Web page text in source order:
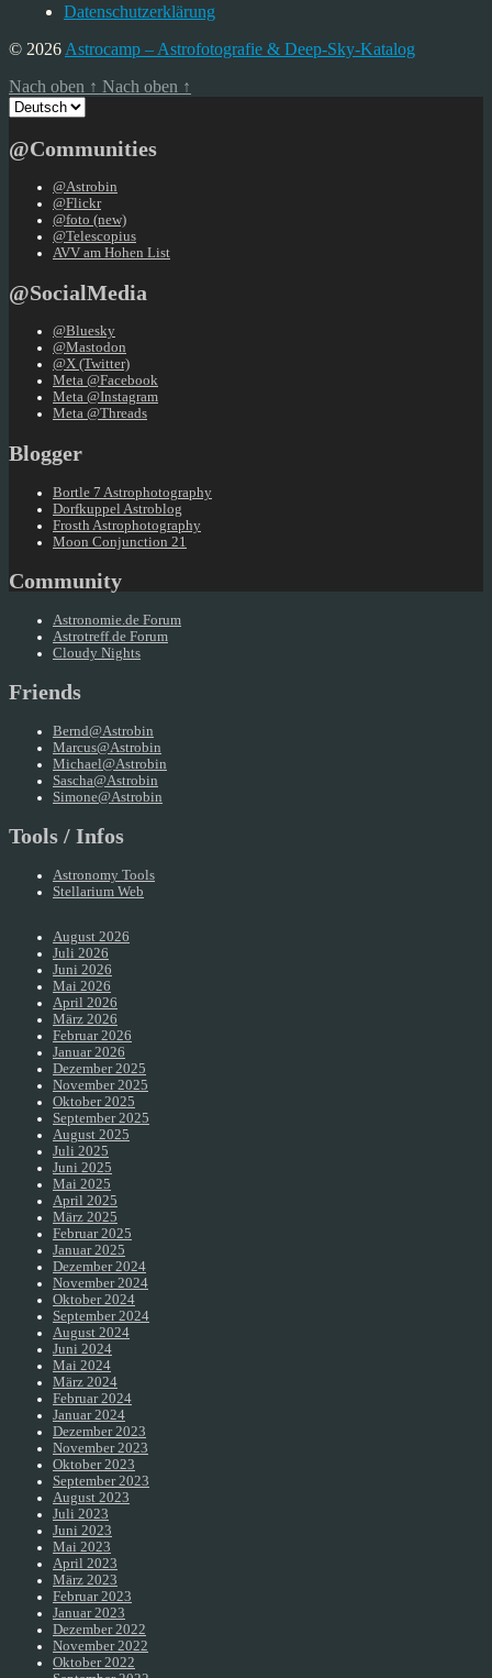
Datenschutzerklärung
© 2026 Astrocamp – Astrofotografie & Deep-Sky-Katalog
Nach oben ↑ Nach oben ↑
Sprache
auswählen
@Communities
@Astrobin
@Flickr
@foto (new)
@Telescopius
AVV am Hohen List
@SocialMedia
@Bluesky
@Mastodon
@X (Twitter)
Meta @Facebook
Meta @Instagram
Meta @Threads
Blogger
Bortle 7 Astrophotography
Dorfkuppel Astroblog
Frosth Astrophotography
Moon Conjunction 21
Community
Astronomie.de Forum
Astrotreff.de Forum
Cloudy Nights
Friends
Bernd@Astrobin
Marcus@Astrobin
Michael@Astrobin
Sascha@Astrobin
Simone@Astrobin
Tools / Infos
Astronomy Tools
Stellarium Web
August 2026
Juli 2026
Juni 2026
Mai 2026
April 2026
März 2026
Februar 2026
Januar 2026
Dezember 2025
November 2025
Oktober 2025
September 2025
August 2025
Juli 2025
Juni 2025
Mai 2025
April 2025
März 2025
Februar 2025
Januar 2025
Dezember 2024
November 2024
Oktober 2024
September 2024
August 2024
Juni 2024
Mai 2024
März 2024
Februar 2024
Januar 2024
Dezember 2023
November 2023
Oktober 2023
September 2023
August 2023
Juli 2023
Juni 2023
Mai 2023
April 2023
März 2023
Februar 2023
Januar 2023
Dezember 2022
November 2022
Oktober 2022